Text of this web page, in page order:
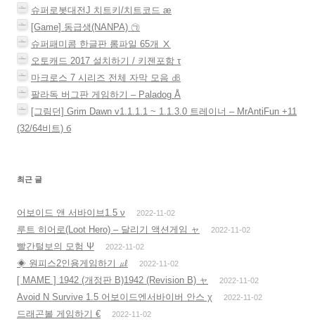
슈퍼로봇대전J 치트키/치트코드 æ
[Game] 동급생(NANPA) ㉠
슈퍼패미콤 한글판 롬파일 65개 Ⅹ
오토캐드 2017 설치하기 / 키젠포함 τ
마크로스 7 시리즈 전체 자막 모음 ㏈
팔라독 버그판 게임하기 – Paladog Å
[그림던] Grim Dawn v1.1.1.1 ~ 1.1.3.0 트레이너 – MrAntiFun +11
(32/64비트) б
최근 글
어보이드 앤 서바이브1.5 ν 2022-11-02
루트 히어로(Loot Hero) – 달리기 액션게임 ャ 2022-11-02
빨간털보의 모험 Ψ 2022-11-02
◈ 원피스2인용게임하기 ㎕ 2022-11-02
[ MAME ] 1942 (개정판 B)1942 (Revision B) ャ 2022-11-02
Avoid N Survive 1.5 어보이드엔서바이버 안스 χ 2022-11-02
드래곤볼 게임하기 € 2022-11-02